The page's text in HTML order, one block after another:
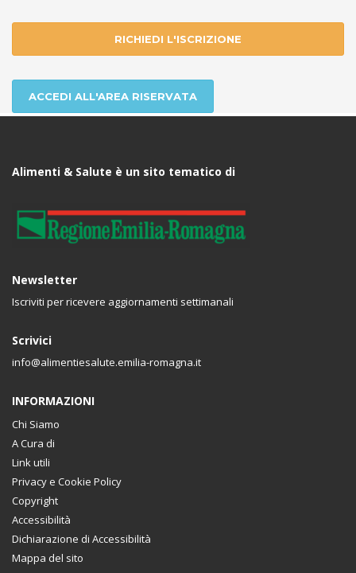
RICHIEDI L'ISCRIZIONE
ACCEDI ALL'AREA RISERVATA
Alimenti & Salute è un sito tematico di
Newsletter
Iscriviti per ricevere aggiornamenti settimanali
Scrivici
info@alimentiesalute.emilia-romagna.it
INFORMAZIONI
Chi Siamo
A Cura di
Link utili
Privacy e Cookie Policy
Copyright
Accessibilità
Dichiarazione di Accessibilità
Mappa del sito